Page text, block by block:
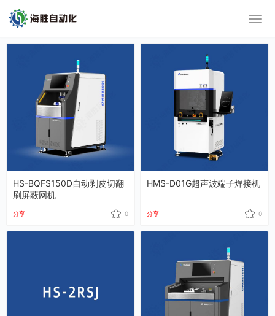
HS-BQFS150D自动剥皮切翻
刷屏蔽网机
分享 0
HMS-D01G超声波端子焊接机
分享 0